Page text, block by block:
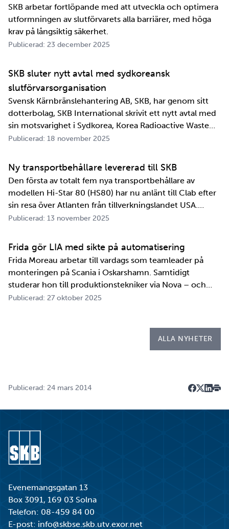
SKB arbetar fortlöpande med att utveckla och optimera
utformningen av slutförvarets alla barriärer, med höga
krav på långsiktig säkerhet.
Publicerad: 23 december 2025
SKB sluter nytt avtal med sydkoreansk
slutförvarsorganisation
Svensk Kärnbränslehantering AB, SKB, har genom sitt
dotterbolag, SKB International skrivit ett nytt avtal med
sin motsvarighet i Sydkorea, Korea Radioactive Waste
Agency, KORAD. Avtalet, som är ett så kallat
samarbetet mellan de två organisationerna. …
Publicerad: 18 november 2025
Ny transportbehållare levererad till SKB
Den första av totalt fem nya transportbehållare av
modellen Hi-Star 80 (HS80) har nu anlänt till Clab efter
sin resa över Atlanten från tillverkningslandet USA.
Innan transportbehållaren kan bli en del av SKB:s
tester och utbildningar. Redan 2008 i…
Publicerad: 13 november 2025
Frida gör LIA med sikte på automatisering
Frida Moreau arbetar till vardags som teamleader på
monteringen på Scania i Oskarshamn. Samtidigt
studerar hon till produktionstekniker via Nova – och
under tio veckor i höst gör hon både sin praktik, även
Publicerad: 27 oktober 2025
ALLA NYHETER
Publicerad: 24 mars 2014
Evenemangsgatan 13
Box 3091, 169 03 Solna
Telefon: 08-459 84 00
E-post: info@skbse.skb.utv.exor.net